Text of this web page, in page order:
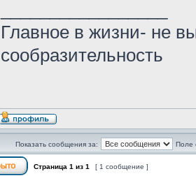
Главное в жизни- не
сообразительность
Показать сообщения за: Поле
Страница 1 из 1 [ 1 сообщение ]